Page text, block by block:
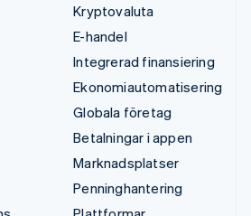
Kryptovaluta
E-handel
Integrerad finansiering
Ekonomiautomatisering
Globala företag
Betalningar i appen
Marknadsplatser
Penninghantering